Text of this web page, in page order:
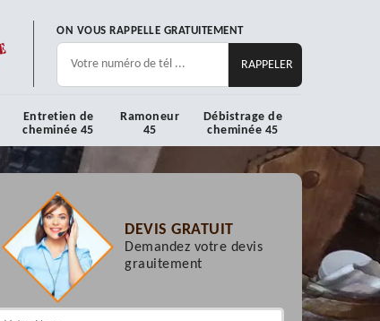
ON VOUS RAPPELLE GRATUITEMENT
Entretien de
cheminée 45
Ramoneur
45
Débistrage de
cheminée 45
DEVIS GRATUIT
Demandez votre devis
grauitement